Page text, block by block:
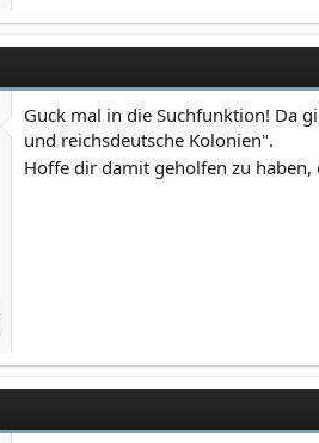
Guck mal in die Suchfunktion! Da
und reichsdeutsche Kolonien".
Hoffe dir damit geholfen zu haben,